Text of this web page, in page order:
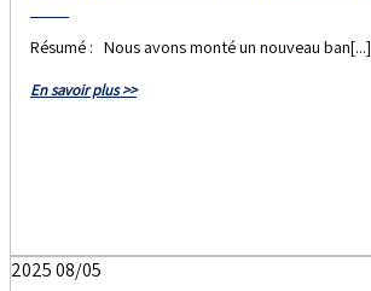
Résumé : Nous avons monté un nouveau ban[...]
En savoir plus >>
202508/05